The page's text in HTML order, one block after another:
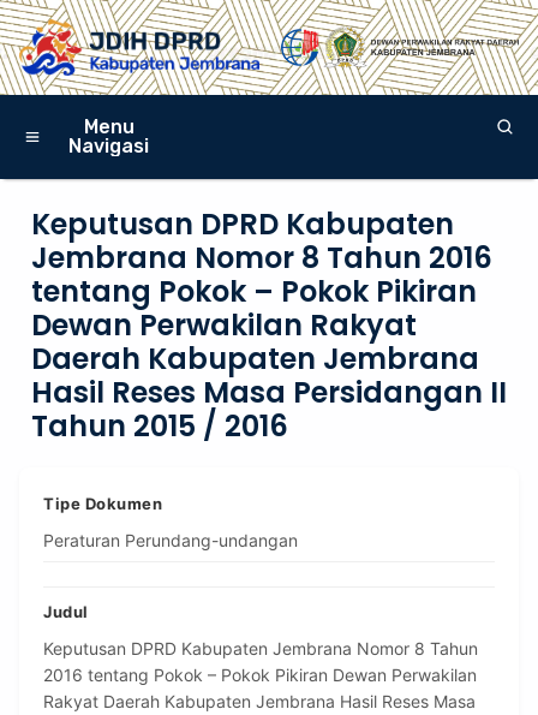
Menu
Navigasi
Keputusan DPRD Kabupaten
Jembrana Nomor 8 Tahun 2016
tentang Pokok – Pokok Pikiran
Dewan Perwakilan Rakyat
Daerah Kabupaten Jembrana
Hasil Reses Masa Persidangan II
Tahun 2015 / 2016
Tipe Dokumen
Peraturan Perundang-undangan
Judul
Keputusan DPRD Kabupaten Jembrana Nomor 8 Tahun
2016 tentang Pokok – Pokok Pikiran Dewan Perwakilan
Rakyat Daerah Kabupaten Jembrana Hasil Reses Masa